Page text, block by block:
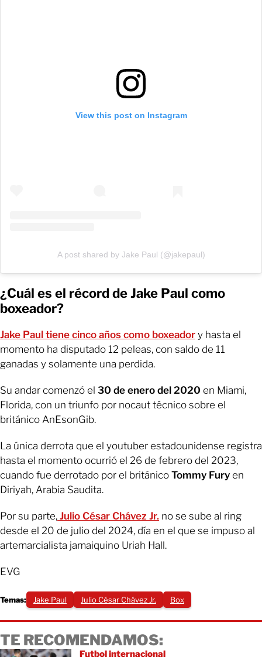
View this post on Instagram
A post shared by Jake Paul (@jakepaul)
¿Cuál es el récord de Jake Paul como
boxeador?
Jake Paul tiene cinco años como boxeador y hasta el
momento ha disputado 12 peleas, con saldo de 11
ganadas y solamente una perdida.
Su andar comenzó el 30 de enero del 2020 en Miami,
Florida, con un triunfo por nocaut técnico sobre el
británico AnEsonGib.
La única derrota que el youtuber estadounidense registra
hasta el momento ocurrió el 26 de febrero del 2023,
cuando fue derrotado por el británico Tommy Fury en
Diriyah, Arabia Saudita.
Por su parte, Julio César Chávez Jr. no se sube al ring
desde el 20 de julio del 2024, día en el que se impuso al
artemarcialista jamaiquino Uriah Hall.
EVG
Temas: Jake Paul Julio César Chávez Jr. Box
TE RECOMENDAMOS:
Futbol internacional